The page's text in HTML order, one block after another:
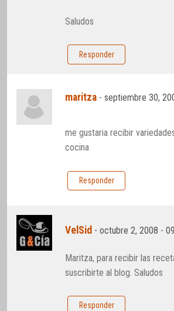
Saludos
Responder
maritza -septiembre 30,
me gustaria recibir
cocina
Responder
VelSid -octubre 2, 2008 -
Maritza, para recibir las
suscribirte al blog. Saludos
Responder